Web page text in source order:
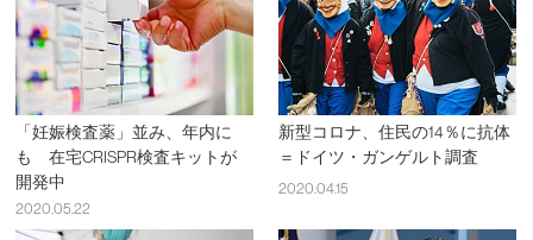
「妊娠検査薬」並み、年内に
も 在宅CRISPR検査キットが
開発中
2020.05.22
新型コロナ、住民の14％に抗体
＝ドイツ・ガンゲルト調査
2020.04.15